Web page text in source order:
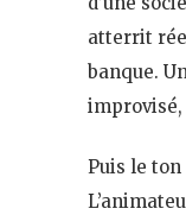
atterrit
banque.
improvisé,
Puis le ton